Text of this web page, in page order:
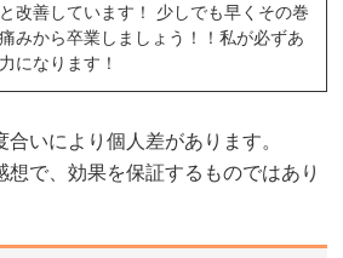
改善しています！ 少しでも早くその巻
みから卒業しましょう！！私が必ずあ
になります！
いにより個人差があります。
で、効果を保証するものではあり